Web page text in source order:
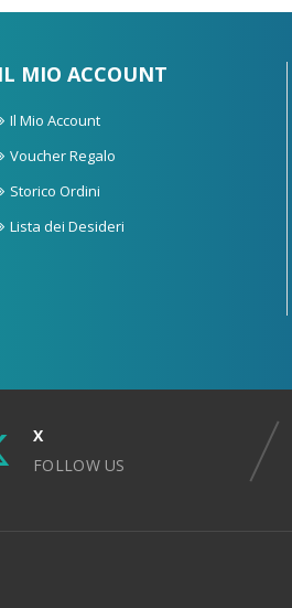
IL MIO ACCOUNT
Il Mio Account
Voucher Regalo
Storico Ordini
Lista dei Desideri
X
FOLLOW US